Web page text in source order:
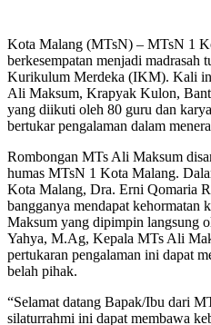
Kota Malang (MTsN) – MTsN 1
berkesempatan menjadi madrasah
Kurikulum Merdeka (IKM). Kali
Ali Maksum, Krapyak Kulon,
yang diikuti oleh 80 guru dan
bertukar pengalaman dalam
Rombongan MTs Ali Maksum
humas MTsN 1 Kota Malang.
Kota Malang, Dra. Erni Qomaria
bangganya mendapat kehormatan
Maksum yang dipimpin langsung
Yahya, M.Ag, Kepala MTs Ali
pertukaran pengalaman ini dapat
belah pihak.
“Selamat datang Bapak/Ibu dari
silaturrahmi ini dapat membawa